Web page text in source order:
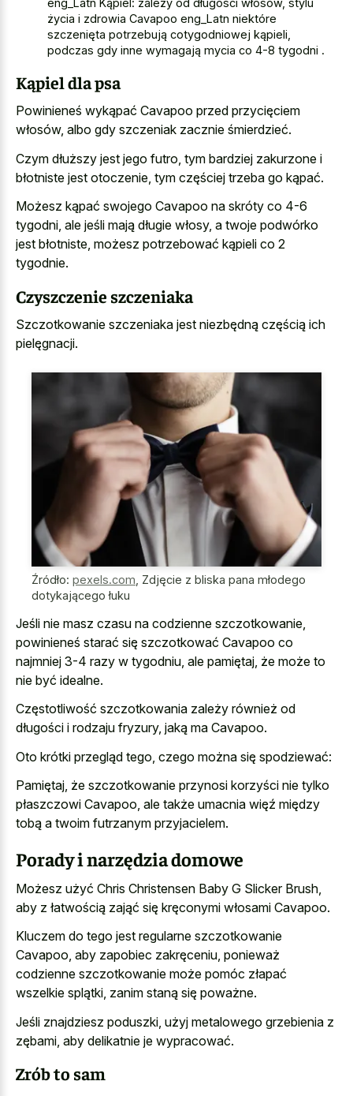
eng_Latn Kąpiel: zależy od długości włosów, stylu
życia i zdrowia Cavapoo eng_Latn niektóre
szczenięta potrzebują cotygodniowej kąpieli,
podczas gdy inne wymagają mycia co 4-8 tygodni .
Kąpiel dla psa
Powinieneś wykąpać Cavapoo przed przycięciem
włosów, albo gdy szczeniak zacznie śmierdzieć.
Czym dłuższy jest jego futro, tym bardziej zakurzone i
błotniste jest otoczenie, tym częściej trzeba go kąpać.
Możesz kąpać swojego Cavapoo na skróty co 4-6
tygodni, ale jeśli mają długie włosy, a twoje podwórko
jest błotniste, możesz potrzebować kąpieli co 2
tygodnie.
Czyszczenie szczeniaka
Szczotkowanie szczeniaka jest niezbędną częścią ich
pielęgnacji.
Źródło: pexels.com Zdjęcie z bliska pana młodego
dotykającego łuku
Jeśli nie masz czasu na codzienne szczotkowanie,
powinieneś starać się szczotkować Cavapoo co
najmniej 3-4 razy w tygodniu, ale pamiętaj, że może to
nie być idealne.
Częstotliwość szczotkowania zależy również od
długości i rodzaju fryzury, jaką ma Cavapoo.
Oto krótki przegląd tego, czego można się spodziewać:
Pamiętaj, że szczotkowanie przynosi korzyści nie tylko
płaszczowi Cavapoo, ale także umacnia więź między
tobą a twoim futrzanym przyjacielem.
Porady i narzędzia domowe
Możesz użyć Chris Christensen Baby G Slicker Brush,
aby z łatwością zająć się kręconymi włosami Cavapoo.
Kluczem do tego jest regularne szczotkowanie
Cavapoo, aby zapobiec zakręceniu, ponieważ
codzienne szczotkowanie może pomóc złapać
wszelkie splątki, zanim staną się poważne.
Jeśli znajdziesz poduszki, użyj metalowego grzebienia z
zębami, aby delikatnie je wypracować.
Zrób to sam